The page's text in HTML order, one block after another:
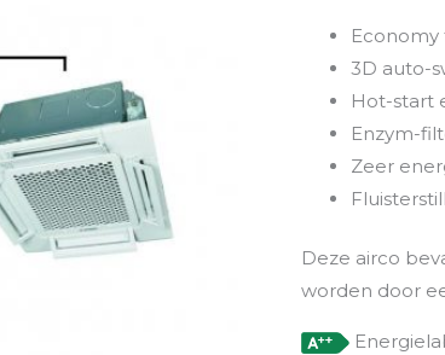
3D auto-
Hot-start
Enzym-
Zeer
Deze airco
worden door